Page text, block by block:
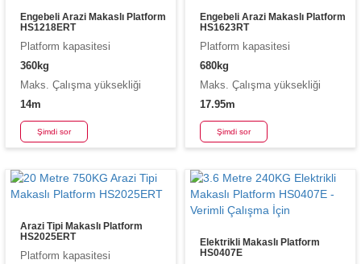
Engebeli Arazi Makaslı Platform
HS1218ERT
Platform kapasitesi
360kg
Maks. Çalışma yüksekliği
14m
Şimdi sor
Engebeli Arazi Makaslı Platform
HS1623RT
Platform kapasitesi
680kg
Maks. Çalışma yüksekliği
17.95m
Şimdi sor
Arazi Tipi Makaslı Platform
HS2025ERT
Platform kapasitesi
Elektrikli Makaslı Platform
HS0407E